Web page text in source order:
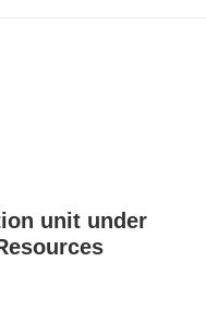
unit under